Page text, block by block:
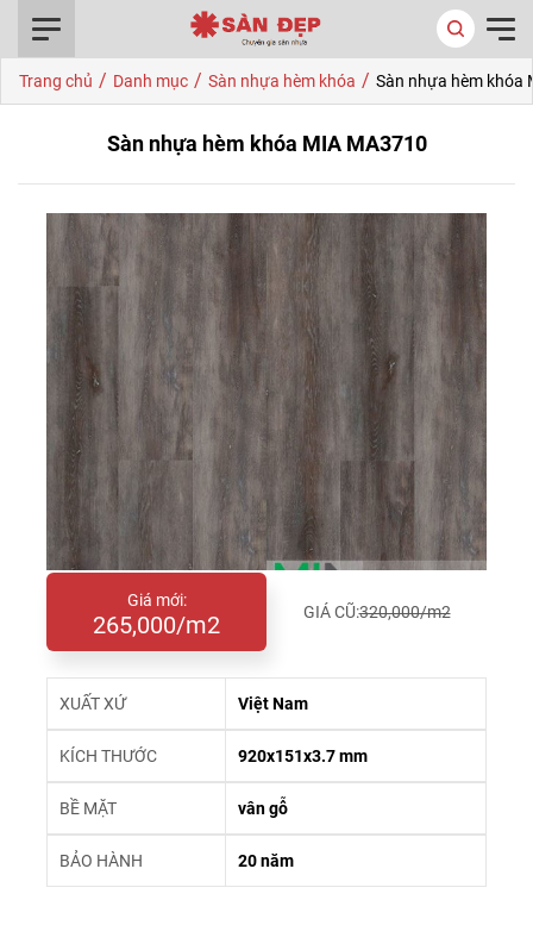
Trang chủ / Danh mục / Sàn nhựa hèm khóa / Sàn nhựa hèm khóa
Sàn nhựa hèm khóa MIA MA3710
Giá mới:
265,000/m2 GIÁ CŨ:320,000/m2
XUẤT XỨ Việt Nam
KÍCH THƯỚC 920x151x3.7 mm
BỀ MẶT vân gỗ
BẢO HÀNH 20 năm